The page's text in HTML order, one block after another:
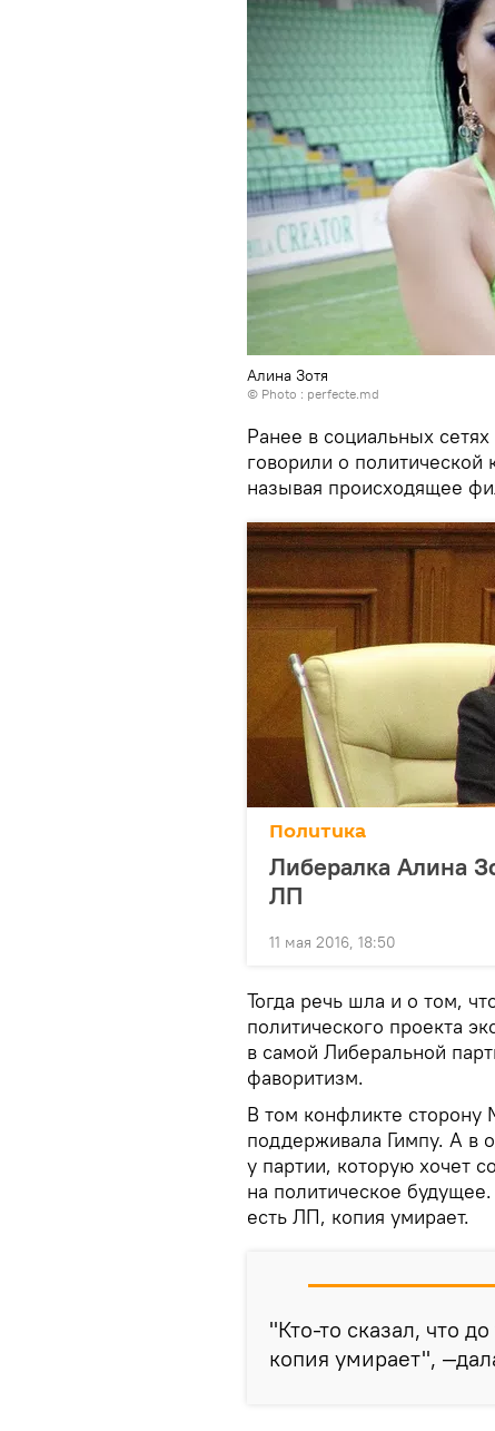
Алина Зотя
© Photo : perfecte.md
Ранее в социальных
говорили о
называя происходящее
Политика
Либералка Алина
ЛП
11 мая 2016, 18:50
Тогда речь шла и о том,
политического проекта
в самой Либеральной
фаворитизм.
В том конфликте сторону
поддерживала Гимпу. А в
у партии, которую хочет
на политическое
есть ЛП, копия умирает.
"Кто-то сказал, что
копия умирает",